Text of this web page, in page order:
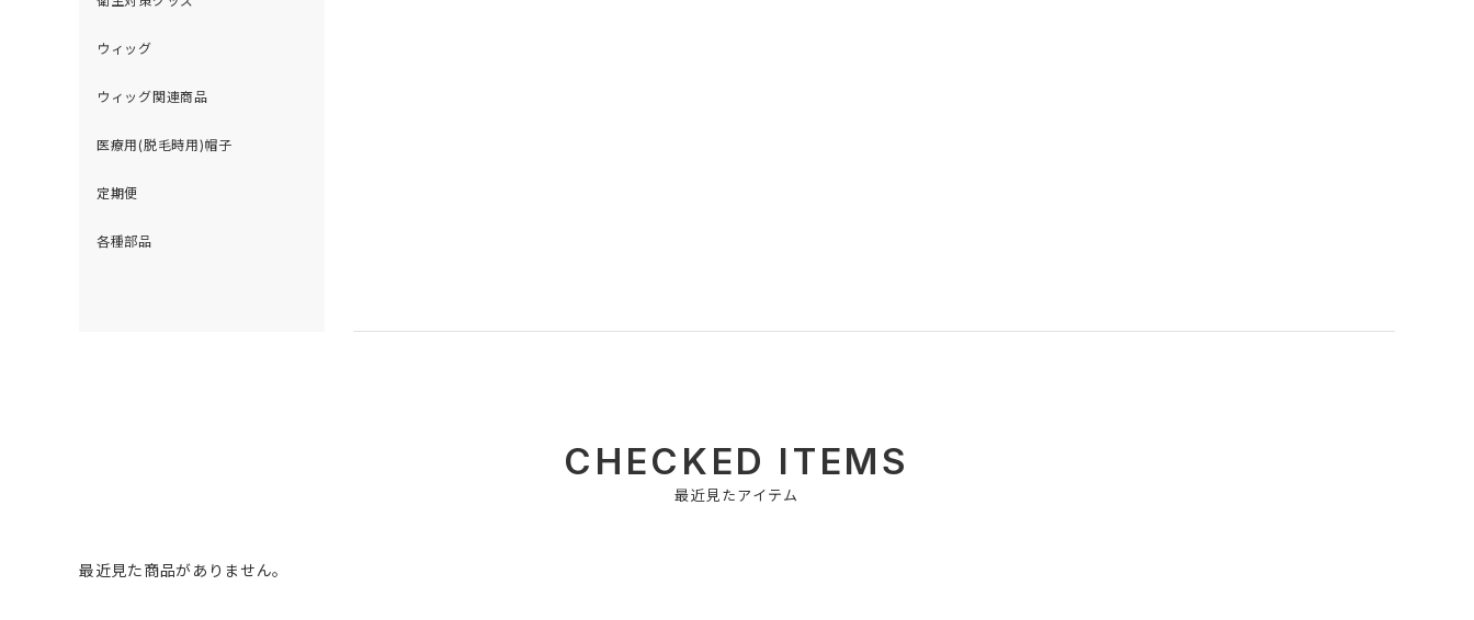
ウィッグ
ウィッグ関連商品
医療用(脱毛時用)帽子
定期便
各種部品
CHECKED ITEMS
最近見たアイテム
最近見た商品がありません。